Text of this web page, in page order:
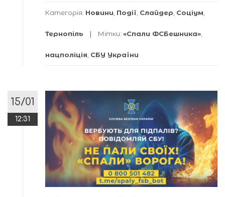
Категорія: Новини Події Слайдер Соціум
Тернопіль Мітки: «Спали ФСБешника»
нацполіція СБУ України
15/01
12:31